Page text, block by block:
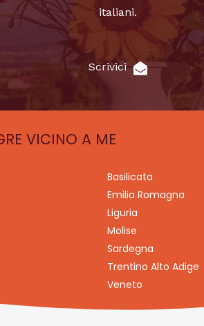
italiani.
Scrivici
VICINO A ME
Basilicata
Emilia Romagna
Liguria
Molise
Sardegna
Trentino Alto Adige
Veneto